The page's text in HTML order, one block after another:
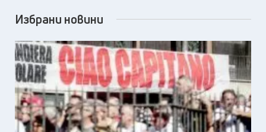
Избрани новини